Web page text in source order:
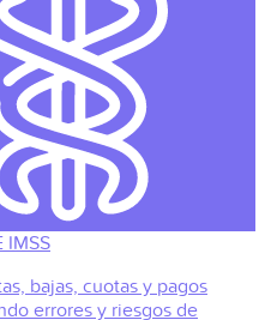
IMSS
bajas, cuotas y pagos
errores y riesgos de